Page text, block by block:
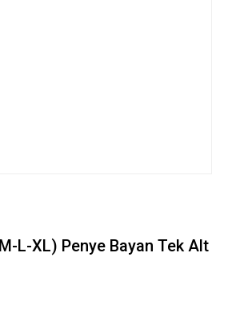
L-XL) Penye Bayan Tek Alt